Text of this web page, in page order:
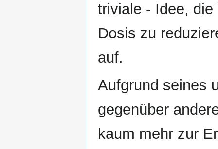
triviale - Idee,
Dosis zu
auf.
Aufgrund seines
gegenüber
kaum mehr zur